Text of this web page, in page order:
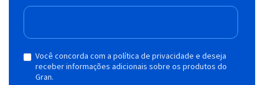
Você concorda com a política de privacidade e deseja
receber informações adicionais sobre os produtos do
Gran.